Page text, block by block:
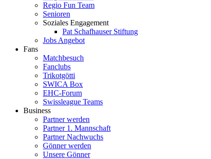
Regio Fun Team
Senioren
Soziales Engagement
Pat Schafhauser Stiftung
Jobs Angebot
Fans
Matchbesuch
Fanclubs
Trikotgötti
SWICA Box
EHC-Forum
Swissleague Teams
Business
Partner werden
Partner 1. Mannschaft
Partner Nachwuchs
Gönner werden
Unsere Gönner